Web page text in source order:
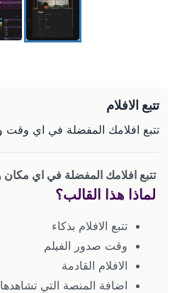
تتبع الافلام
تتبع افلامك المفضلة في اي وقت
تتبع افلامك المفضلة في اي
لماذا هذا القالب؟
تتبع الافلام بذكاء
وقت صدور الفيلم
الافلام القادمة
اضافة المنصة التي تشاهدها